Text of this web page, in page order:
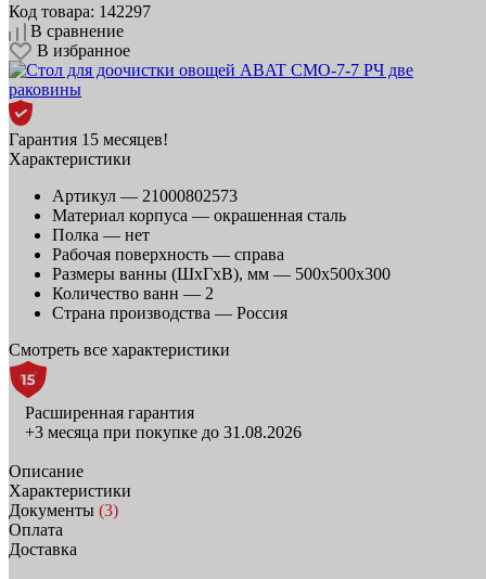
Код товара: 142297
В сравнение
В избранное
Гарантия 15 месяцев!
Характеристики
Артикул — 21000802573
Материал корпуса — окрашенная сталь
Полка — нет
Рабочая поверхность — справа
Размеры ванны (ШхГхВ), мм — 500x500x300
Количество ванн — 2
Страна производства — Россия
Смотреть все характеристики
Расширенная гарантия
+3 месяца при покупке до 31.08.2026
Описание
Характеристики
Документы (3)
Оплата
Доставка